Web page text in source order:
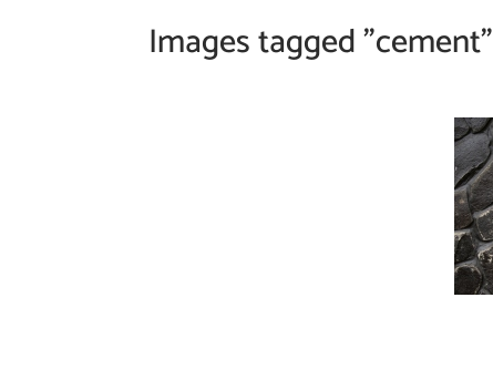
Images tagged "cement"